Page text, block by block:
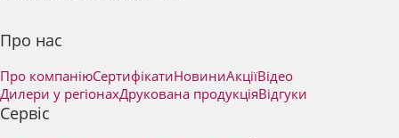
Про нас
Про компаніюСертифікатиНовиниАкціїВідео
Дилери у регіонахДрукована продукціяВідгуки
Сервіс